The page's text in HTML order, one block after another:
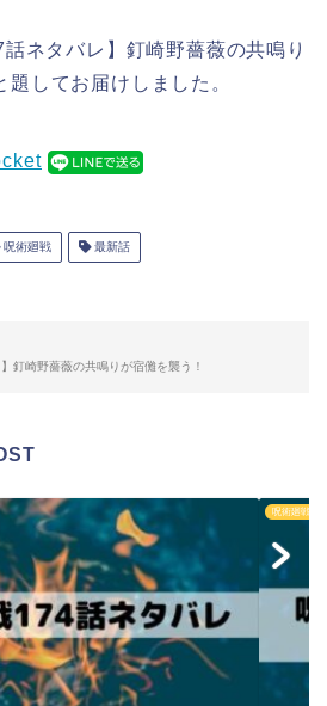
ネタバレ】釘崎野薔薇の共鳴り
してお届けしました。
呪術廻戦 最新話
】釘崎野薔薇の共鳴りが宿儺を襲う！
呪術廻戦